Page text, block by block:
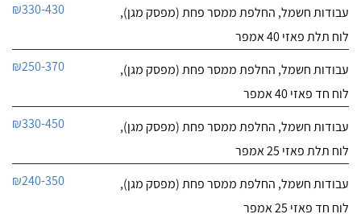
הרבה בעלי מקצוע אבל אני
לפרטי העסק
9.4 חוות דעת
עבודות החשמל וכולנו
עבודות חשמל, החלפת ממסר פחת (מפסק מגן),
לוח תלת פאזי 40 אמפר
₪330-430
עבודות חשמל, החלפת ממסר פחת (מפסק מגן),
לוח חד פאזי 40 אמפר
₪250-370
עבודות חשמל, החלפת ממסר פחת (מפסק מגן),
לוח תלת פאזי 25 אמפר
₪330-450
עבודות חשמל, החלפת ממסר פחת (מפסק מגן),
לוח חד פאזי 25 אמפר
₪240-350